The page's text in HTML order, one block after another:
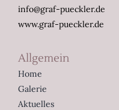
info@graf-pueckler.de
www.graf-pueckler.de
Allgemein
Home
Galerie
Aktuelles